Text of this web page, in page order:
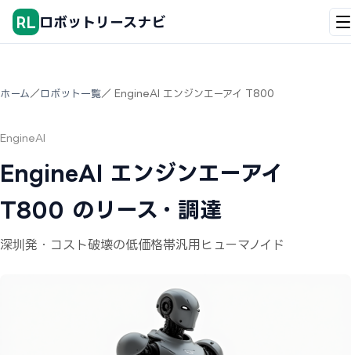
RL ロボットリースナビ
ホーム ／ ロボット一覧／ EngineAI エンジンエーアイ T800
EngineAI
EngineAI エンジンエーアイ
T800 のリース・調達
深圳発・コスト破壊の低価格帯汎用ヒューマノイド